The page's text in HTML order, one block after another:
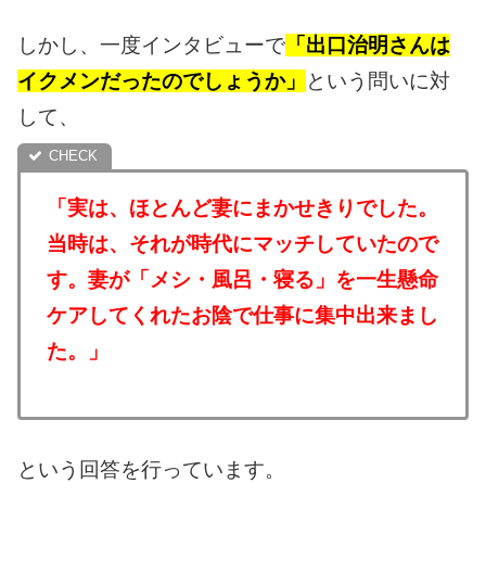
しかし、一度インタビューで 「出口治明さんは
イクメンだったのでしょうか」
という問いに対
して、
「実は、ほとんど妻にまかせきりでした。
当時は、それが時代にマッチしていたので
す。妻が「メシ・風呂・寝る」を一生懸命
ケアしてくれたお陰で仕事に集中出来まし
た。」
という回答を行っています。